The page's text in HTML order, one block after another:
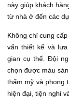
này giúp khách
từ nhà ở đến các
Không chỉ cung
vấn thiết kế và
gian cụ thể. Đội
chọn được màu
thẩm mỹ và phong
hiện đại, tiện nghi